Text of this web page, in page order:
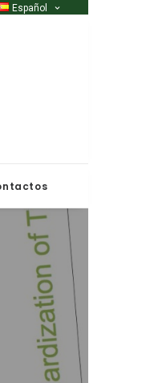
Español